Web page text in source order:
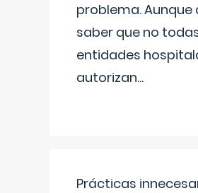
problema. Aunque
saber que no
entidades
autorizan...
Prácticas